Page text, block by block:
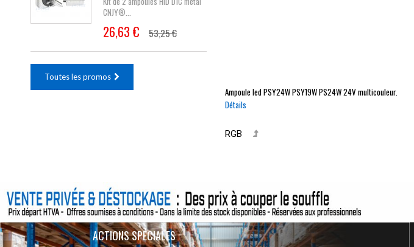
CNJY®...
26,63 € 53,25 €
Toutes les promos
Ampoule ledPSY24WPSY19WPS24W24V multicouleur.
Détails
RGB
ACTIONS SPÉCIALES